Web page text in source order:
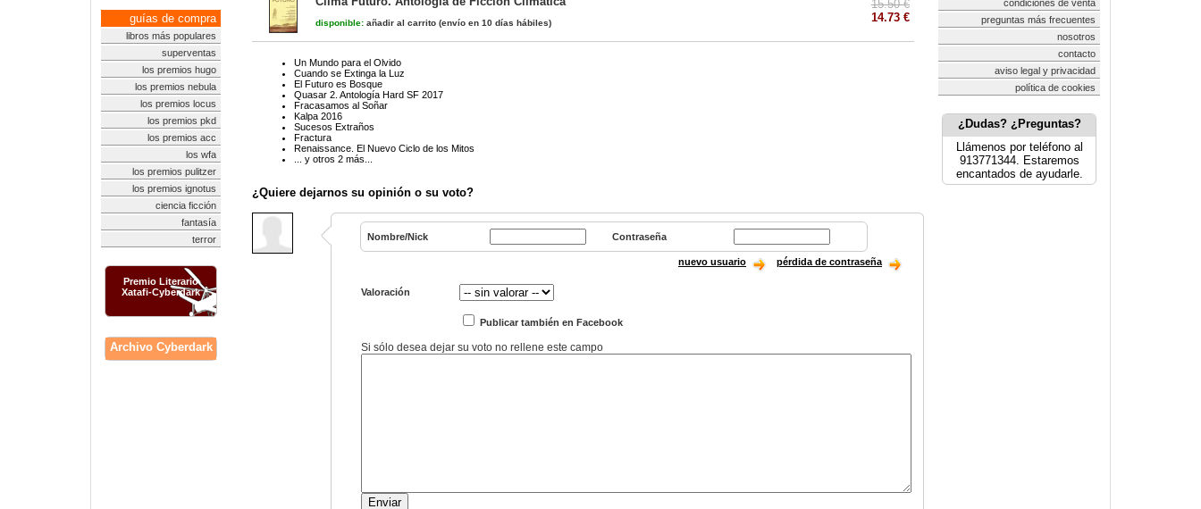
guías de compra
libros más populares
superventas
los premios hugo
los premios nebula
los premios locus
los premios pkd
los premios acc
los wfa
los premios pulitzer
los premios ignotus
ciencia ficción
fantasía
terror
Premio Literario
Xatafi-Cyberdark
Archivo Cyberdark
disponible: añadir al carrito (envío en 10 días hábiles)
15.50 €
14.73 €
Un Mundo para el Olvido
Cuando se Extinga la Luz
El Futuro es Bosque
Quasar 2. Antología Hard SF 2017
Fracasamos al Soñar
Kalpa 2016
Sucesos Extraños
Fractura
Renaissance. El Nuevo Ciclo de los Mitos
... y otros 2 más...
¿Quiere dejarnos su opinión o su voto?
Nombre/Nick Contraseña
nuevo usuario pérdida de contraseña
Valoración
Publicar también en Facebook
Si sólo desea dejar su voto no rellene este campo
condiciones de venta
preguntas más frecuentes
nosotros
contacto
aviso legal y privacidad
política de cookies
¿Dudas? ¿Preguntas?
Llámenos por teléfono al
913771344. Estaremos
encantados de ayudarle.